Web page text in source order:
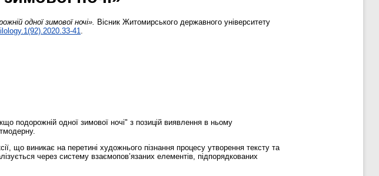
одної зимової ночі». Вісник Житомирського державного університету
41.
подорожній одної зимової ночі" з позицій виявлення в ньому
що виникає на перетині художнього пізнання процесу утворення тексту та
через систему взаємопов’язаних елементів, підпорядкованих